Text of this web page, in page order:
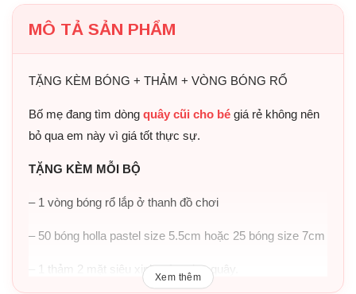
MÔ TẢ SẢN PHẨM
TẶNG KÈM BÓNG + THẢM + VÒNG BÓNG RỔ
Bố mẹ đang tìm dòng quây cũi cho bé giá rẻ không nên
bỏ qua em này vì giá tốt thực sự.
TẶNG KÈM MỖI BỘ
– 1 vòng bóng rổ lắp ở thanh đồ chơi
– 50 bóng holla pastel size 5.5cm hoặc 25 bóng size 7cm
– 1 thảm 2 mặt siêu xinh, vừa size quây.
Xem thêm